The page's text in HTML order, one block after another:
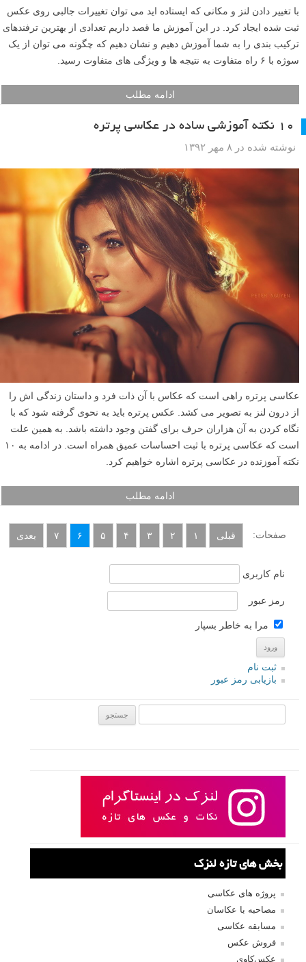
با تغییر دادن لنز و مکانی که ایستاده اید می توان تغییرات جالبی روی عکس
ثبت شده ایجاد کرد. در این آموزش ما قصد داریم تعدادی از بهترین ترفندهای
ترکیب بندی را به شما آموزش دهیم و نشان دهیم که چگونه می توان از یک
سوژه با ۶ راه متفاوت به نتیجه ها و ویژگی های متفاوت رسید.
ادامه مطلب
۱۰ نکته آموزشی ساده در عکاسی پرتره
نوشته شده در ۸ مهر ۱۳۹۲
عکاسی پرتره راهی است که عکاس با آن ذات فرد و داستان زندگی اش را
از درون لنز به تصویر می کشد. عکس پرتره باید به نحوی گرفته شود که با
نگاه کردن به آن هزاران حرف برای گفتن وجود داشته باشد. به همین علت
است که عکاسی پرتره با ثبت احساسات عمیق همراه است. در ادامه به ۱۰
نکته آموزنده در عکاسی پرتره اشاره خواهیم کرد.
ادامه مطلب
صفحات: قبلی ۱ ۲ ۳ ۴ ۵ ۶ ۷ بعدی
نام کاربری
رمز عبور
مرا به خاطر بسپار
ثبت نام
بازیابی رمز عبور
بخش های تازه لنزک
پروژه های عکاسی
مصاحبه با عکاسان
مسابقه عکاسی
فروش عکس
عکس‌کاوی